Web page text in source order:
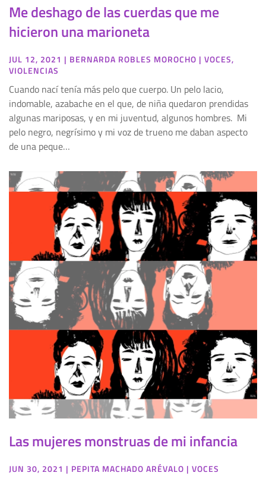
Me deshago de las cuerdas que me
hicieron una marioneta
JUL 12, 2021 | BERNARDA ROBLES MOROCHO | VOCES,
VIOLENCIAS
Cuando nací tenía más pelo que cuerpo. Un pelo lacio,
indomable, azabache en el que, de niña quedaron prendidas
algunas mariposas, y en mi juventud, algunos hombres. Mi
pelo negro, negrísimo y mi voz de trueno me daban aspecto
de una peque…
Las mujeres monstruas de mi infancia
JUN 30, 2021 | PEPITA MACHADO ARÉVALO | VOCES